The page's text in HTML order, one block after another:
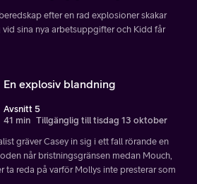
efter en rad explosioner skakar
vid sina nya arbetsuppgifter och Kidd får
En explosiv blandning
Avsnitt 5
41 min Tillgänglig till tisdag 13 oktober
gräver Casey in sig i ett fall rörande en
når bristningsgränsen medan Mouch,
ta reda på varför Mollys inte presterar som